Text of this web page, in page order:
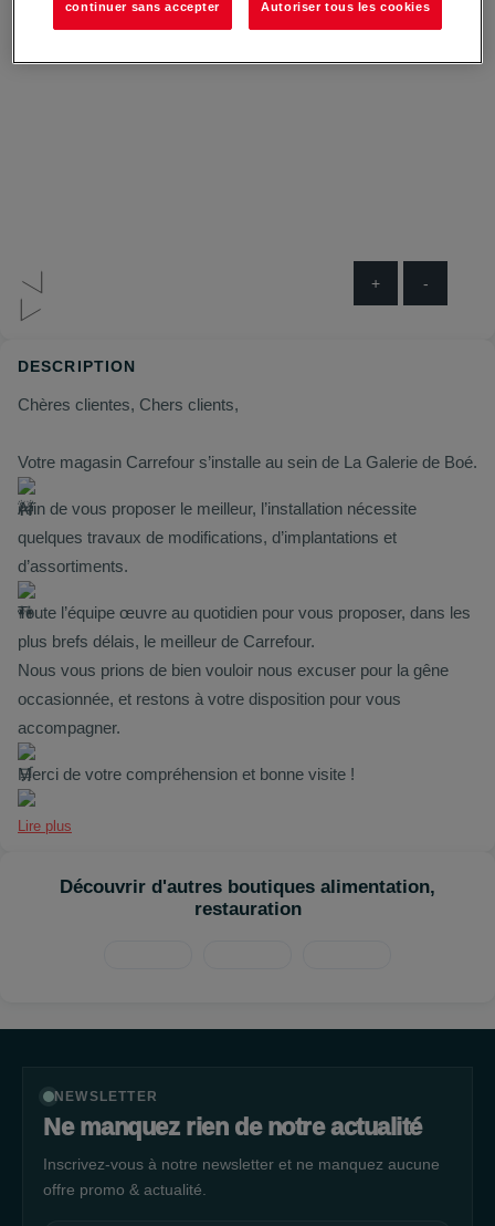
+ -
DESCRIPTION
Chères clientes, Chers clients,
Votre magasin Carrefour s’installe au sein de La Galerie de Boé.
Afin de vous proposer le meilleur, l’installation nécessite
quelques travaux de modifications, d’implantations et
d’assortiments.
Toute l’équipe œuvre au quotidien pour vous proposer, dans les
plus brefs délais, le meilleur de Carrefour.
Nous vous prions de bien vouloir nous excuser pour la gêne
occasionnée, et restons à votre disposition pour vous
accompagner.
Merci de votre compréhension et bonne visite !
Lire plus
Découvrir d'autres boutiques alimentation,
restauration
NEWSLETTER
Ne manquez rien de notre actualité
Inscrivez-vous à notre newsletter et ne manquez aucune
offre promo & actualité.
continuer sans accepter Autoriser tous les cookies